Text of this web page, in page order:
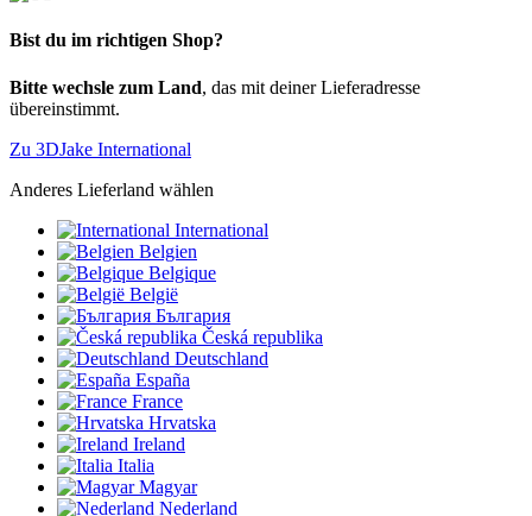
Bist du im richtigen Shop?
Bitte wechsle zum Land, das mit deiner Lieferadresse
übereinstimmt.
Zu 3DJake International
Anderes Lieferland wählen
International
Belgien
Belgique
België
България
Česká republika
Deutschland
España
France
Hrvatska
Ireland
Italia
Magyar
Nederland